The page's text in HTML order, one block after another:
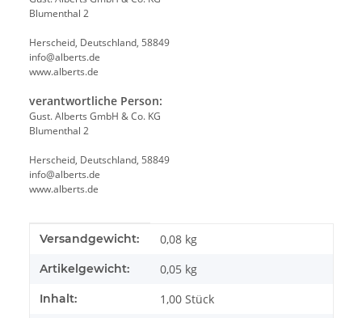
Blumenthal 2
Herscheid, Deutschland, 58849
info@alberts.de
www.alberts.de
verantwortliche Person:
Gust. Alberts GmbH & Co. KG
Blumenthal 2
Herscheid, Deutschland, 58849
info@alberts.de
www.alberts.de
Produkteigenschaft
Wert
Versandgewicht: 0,08 kg
Artikelgewicht: 0,05 kg
Inhalt: 1,00 Stück